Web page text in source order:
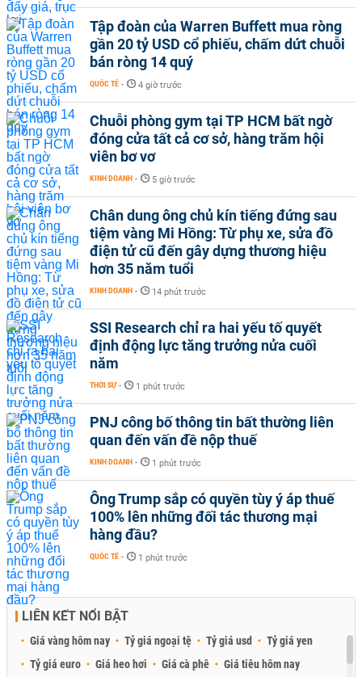
Tập đoàn của Warren Buffett mua ròng
gần 20 tỷ USD cổ phiếu, chấm dứt chuỗi
bán ròng 14 quý
QUỐC TẾ - 4 giờ trước
Chuỗi phòng gym tại TP HCM bất ngờ
đóng cửa tất cả cơ sở, hàng trăm hội
viên bơ vơ
KINH DOANH - 5 giờ trước
Chân dung ông chủ kín tiếng đứng sau
tiệm vàng Mi Hồng: Từ phụ xe, sửa đồ
điện tử cũ đến gây dựng thương hiệu
hơn 35 năm tuổi
KINH DOANH - 14 phút trước
SSI Research chỉ ra hai yếu tố quyết
định động lực tăng trưởng nửa cuối
năm
THỜI SỰ - 1 phút trước
PNJ công bố thông tin bất thường liên
quan đến vấn đề nộp thuế
KINH DOANH - 1 phút trước
Ông Trump sắp có quyền tùy ý áp thuế
100% lên những đối tác thương mại
hàng đầu?
QUỐC TẾ - 1 phút trước
LIÊN KẾT NỔI BẬT
Giá vàng hôm nay Tỷ giá ngoại tệ Tỷ giá usd
Tỷ giá yen
Tỷ giá euro
Giá heo hơi Giá cà phê Giá tiêu hôm nay